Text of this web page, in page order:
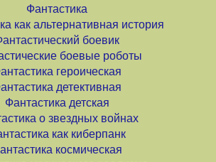
Фантастика
как альтернативная история
боевик
боевые роботы
героическая
детективная
Фантастика детская
о звездных войнах
как киберпанк
космическая